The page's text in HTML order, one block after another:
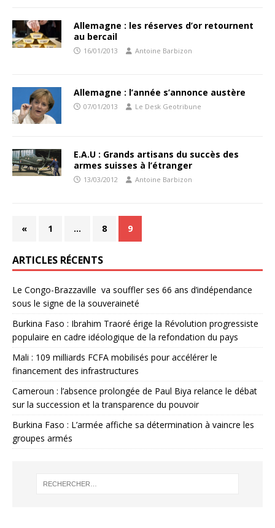
Allemagne : les réserves d’or retournent
au bercail
16/01/2013 Antoine Barbizon
Allemagne : l’année s’annonce austère
07/01/2013 Le Desk Geotribune
E.A.U : Grands artisans du succès des
armes suisses à l’étranger
13/03/2012 Antoine Barbizon
« 1 … 8 9
ARTICLES RÉCENTS
Le Congo-Brazzaville va souffler ses 66 ans d’indépendance
sous le signe de la souveraineté
Burkina Faso : Ibrahim Traoré érige la Révolution progressiste
populaire en cadre idéologique de la refondation du pays
Mali : 109 milliards FCFA mobilisés pour accélérer le
financement des infrastructures
Cameroun : l’absence prolongée de Paul Biya relance le débat
sur la succession et la transparence du pouvoir
Burkina Faso : L’armée affiche sa détermination à vaincre les
groupes armés